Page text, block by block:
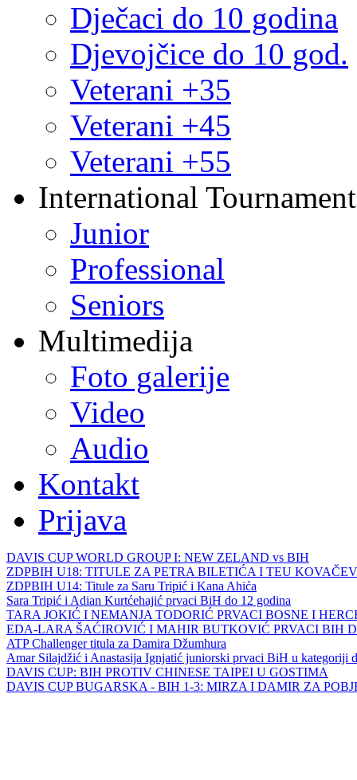
Dječaci do 10 godina
Djevojčice do 10 god.
Veterani +35
Veterani +45
Veterani +55
International
Junior
Professional
Seniors
Multimedija
Foto galerije
Video
Audio
Kontakt
Prijava
DAVIS CUP WORLD GROUP I: NEW ZELAND vs BIH
ZDPBIH U18: TITULE ZA PETRA BILETIĆA I TEU
ZDPBIH U14: Titule za Saru Tripić i Kana Ahića
Sara Tripić i Adian Kurtćehajić prvaci BiH do 12 godina
TARA JOKIĆ I NEMANJA TODORIĆ PRVACI BOSNE I
EDA-LARA ŠAĆIROVIĆ I MAHIR BUTKOVIĆ PRVACI BIH
ATP Challenger titula za Damira Džumhura
Amar Silajdžić i Anastasija Ignjatić juniorski prvaci BiH u kategoriji
DAVIS CUP: BIH PROTIV CHINESE TAIPEI U GOSTIMA
DAVIS CUP BUGARSKA - BIH 1-3: MIRZA I DAMIR ZA